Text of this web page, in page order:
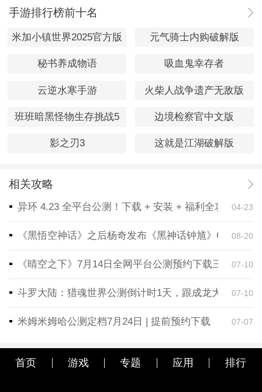
手游排行榜前十名
米加小镇世界2025官方版 元气骑士内购破解版
秘书养成物语 吸血鬼幸存者
云逆水寒手游 火柴人战争遗产无敌版
班班暗黑怪物生存挑战5 边境检察官中文版
影之刃3 这就是江湖破解版
相关攻略
异环 4.23 全平台公测！下载 + 安装 + 福利全攻略，一
04-23
《黑悟空神话》之后杨奇发布《黑神话钟馗》CG！预
08-20
《晴空之下》7月14日全网平台公测预约下载三端同步
07-10
斗罗大陆：猎魂世界公测倒计时1天，跟成龙大哥一起
07-10
米姆米姆哈公测定档7月24日 | 提前预约下载 07-07
首页 游戏 专题 应用 排行